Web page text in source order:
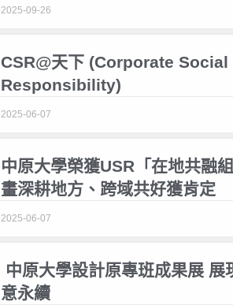
2025-09-26
CSR@天下 (Corporate Social
Responsibility)
2025-06-07
中原大學榮獲USR「在地共融
畫深耕地方、跨域共好獲肯定
2025-06-07
中原大學設計原專班成果展 展
意永續